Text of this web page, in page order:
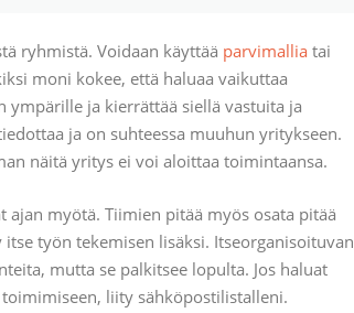
ryhmistä. Voidaan käyttää parvimallia tai
moni kokee, että haluaa vaikuttaa
ja kierrättää siellä vastuita ja
ja on suhteessa muuhun yritykseen.
näitä yritys ei voi aloittaa toimintaansa.
myötä. Tiimien pitää myös osata pitää
työn tekemisen lisäksi. Itseorganisoituvan
mutta se palkitsee lopulta. Jos haluat
liity sähköpostilistalleni.